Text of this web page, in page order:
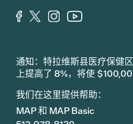
通知：特拉维斯县医疗保健
上提高了 8%，将使
我们在这里提供帮助：
MAP 和 MAP Basic